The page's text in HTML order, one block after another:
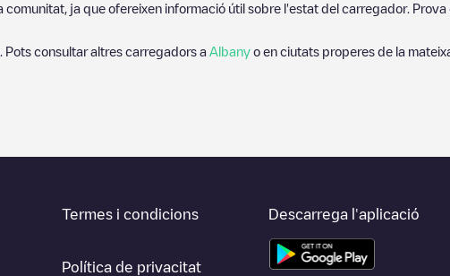
ja que ofereixen informació útil sobre l'estat del carregador.
Pots consultar altres carregadors a Albany o en ciutats properes de la
Termes i condicions
Política de privacitat
Descarrega l'aplicació